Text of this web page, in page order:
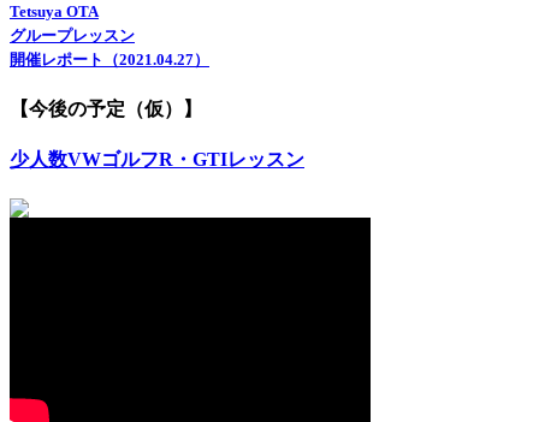
Tetsuya OTA
グループレッスン
開催レポート（2021.04.27）
【今後の予定（仮）】
少人数VWゴルフR・GTIレッスン